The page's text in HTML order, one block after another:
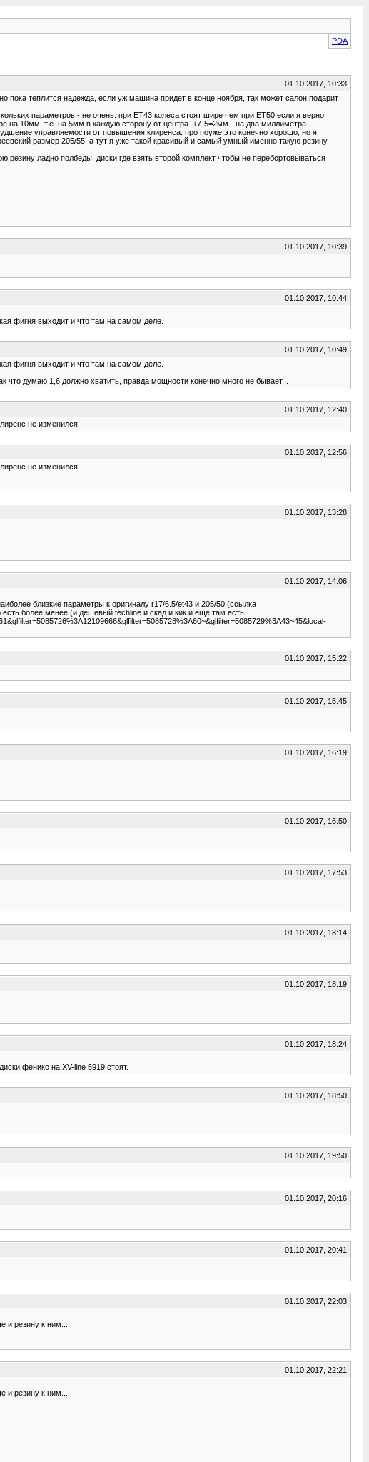
PDA
01.10.2017, 10:33
теплится надежда, если уж машина придет в конце ноября, так может салон подарит
параметров - не очень. при ET43 колеса стоят шире чем при ET50 если я верно
на 10мм, т.е. на 5мм в каждую сторону от центра. +7-5=2мм - на два миллиметра
управляемости от повышения клиренса. про поуже это конечно хорошо, но я
размер 205/55, а тут я уже такой красивый и самый умный именно такую резину
ладно полбеды, диски где взять второй комплект чтобы не перебортовываться
01.10.2017, 10:39
01.10.2017, 10:44
фигня выходит и что там на самом деле.
01.10.2017, 10:49
фигня выходит и что там на самом деле.
что думаю 1,6 должно хватить, правда мощности конечно много не бывает...
01.10.2017, 12:40
не изменился.
01.10.2017, 12:56
не изменился.
01.10.2017, 13:28
01.10.2017, 14:06
близкие параметры к оригиналу r17/6.5/et43 и 205/50 (ссылка
более менее (и дешевый techline и скад и кик и еще там есть
01.10.2017, 15:22
01.10.2017, 15:45
01.10.2017, 16:19
01.10.2017, 16:50
01.10.2017, 17:53
01.10.2017, 18:14
01.10.2017, 18:19
01.10.2017, 18:24
феникс на XV-line 5919 стоят.
01.10.2017, 18:50
01.10.2017, 19:50
01.10.2017, 20:16
01.10.2017, 20:41
01.10.2017, 22:03
и резину к ним...
01.10.2017, 22:21
и резину к ним...